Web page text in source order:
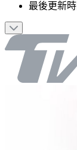
發佈時間：